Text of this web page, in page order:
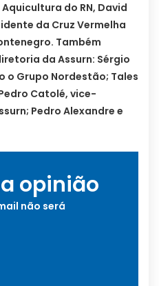
do RN, David
da Cruz Vermelha
Também
da Assurn: Sérgio
o Grupo Nordestão; Tales
Catolé, vice-
Pedro Alexandre e
opinião
não será